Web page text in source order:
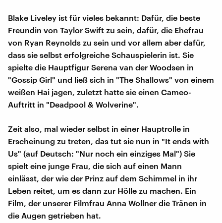
Blake Liveley ist für vieles bekannt: Dafür, die beste
Freundin von Taylor Swift zu sein, dafür, die Ehefrau
von Ryan Reynolds zu sein und vor allem aber dafür,
dass sie selbst erfolgreiche Schauspielerin ist. Sie
spielte die Hauptfigur Serena van der Woodsen in
"Gossip Girl" und ließ sich in "The Shallows" von einem
weißen Hai jagen, zuletzt hatte sie einen Cameo-
Auftritt in "Deadpool & Wolverine".
Zeit also, mal wieder selbst in einer Hauptrolle in
Erscheinung zu treten, das tut sie nun in "It ends with
Us" (auf Deutsch: "Nur noch ein einziges Mal") Sie
spielt eine junge Frau, die sich auf einen Mann
einlässt, der wie der Prinz auf dem Schimmel in ihr
Leben reitet, um es dann zur Hölle zu machen. Ein
Film, der unserer Filmfrau Anna Wollner die Tränen in
die Augen getrieben hat.